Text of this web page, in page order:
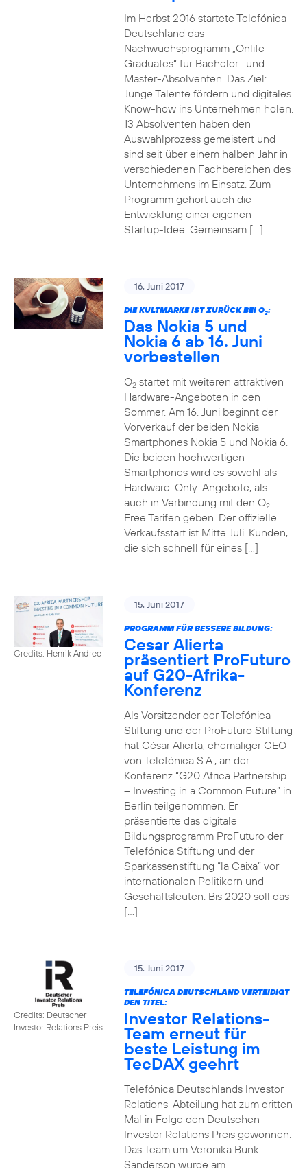
Im Herbst 2016 startete Telefónica
Deutschland das
Nachwuchsprogramm „Onlife
Graduates“ für Bachelor- und
Master-Absolventen. Das Ziel:
Junge Talente fördern und digitales
Know-how ins Unternehmen holen.
13 Absolventen haben den
Auswahlprozess gemeistert und
sind seit über einem halben Jahr in
verschiedenen Fachbereichen des
Unternehmens im Einsatz. Zum
Programm gehört auch die
Entwicklung einer eigenen
Startup-Idee. Gemeinsam […]
16. Juni 2017
DIE KULTMARKE IST ZURÜCK BEI O2:
Das Nokia 5 und
Nokia 6 ab 16. Juni
vorbestellen
O2startet mit weiteren attraktiven
Hardware-Angeboten in den
Sommer. Am 16. Juni beginnt der
Vorverkauf der beiden Nokia
Smartphones Nokia 5 und Nokia 6.
Die beiden hochwertigen
Smartphones wird es sowohl als
Hardware-Only-Angebote, als
auch in Verbindung mit den O2
Free Tarifen geben. Der offizielle
Verkaufsstart ist Mitte Juli. Kunden,
die sich schnell für eines […]
Credits: Henrik Andree
15. Juni 2017
PROGRAMM FÜR BESSERE BILDUNG:
Cesar Alierta
präsentiert ProFuturo
auf G20-Afrika-
Konferenz
Als Vorsitzender der Telefónica
Stiftung und der ProFuturo Stiftung
hat César Alierta, ehemaliger CEO
von Telefónica S.A., an der
Konferenz “G20 Africa Partnership
– Investing in a Common Future” in
Berlin teilgenommen. Er
präsentierte das digitale
Bildungsprogramm ProFuturo der
Telefónica Stiftung und der
Sparkassenstiftung “la Caixa” vor
internationalen Politikern und
Geschäftsleuten. Bis 2020 soll das
[…]
Credits: Deutscher
Investor Relations Preis
15. Juni 2017
TELEFÓNICA DEUTSCHLAND VERTEIDIGT
DEN TITEL:
Investor Relations-
Team erneut für
beste Leistung im
TecDAX geehrt
Telefónica Deutschlands Investor
Relations-Abteilung hat zum dritten
Mal in Folge den Deutschen
Investor Relations Preis gewonnen.
Das Team um Veronika Bunk-
Sanderson wurde am